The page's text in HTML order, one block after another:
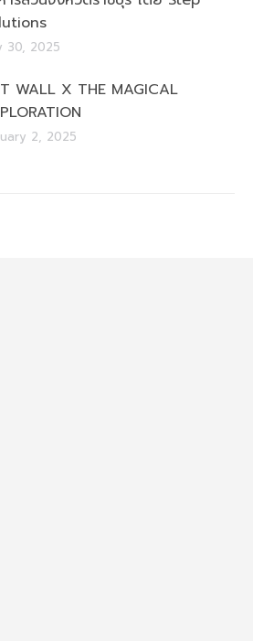
30, 2025
WALL X THE MAGICAL
2, 2025